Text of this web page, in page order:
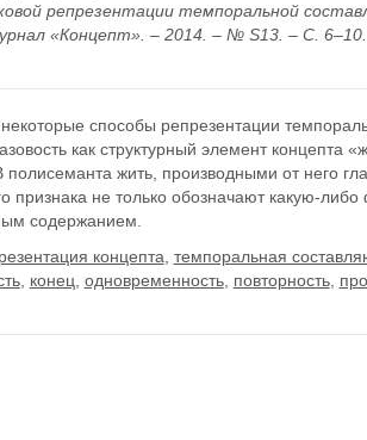
репрезентации темпоральной
«Концепт». – 2014. – № S13. – С.
способы репрезентации
как структурный элемент концепта
жить, производными от него
признака не только обозначают какую-
содержанием.
концепта темпоральная
, конец одновременность, повторность,